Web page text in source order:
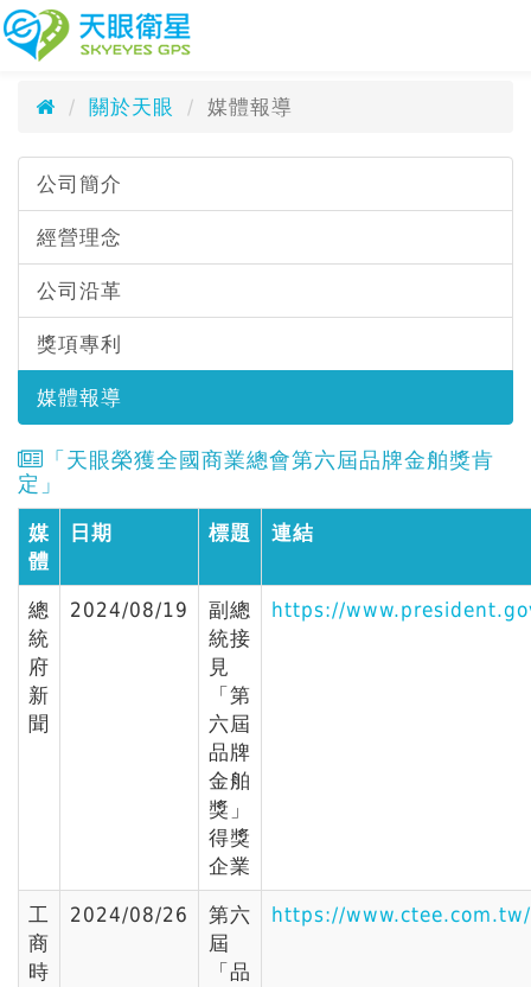
媒體報導Media Reports
關於天眼 媒體報導
公司簡介
經營理念
公司沿革
獎項專利
媒體報導
「天眼榮獲全國商業總會第六屆品牌金舶獎肯
定」
媒
體
日期 標題 連結
總
統
府
新
聞
2024/08/19
副總
統接
見
「第
六屆
品牌
金舶
獎」
得獎
企業
https://
工
商
時
2024/08/26
第六
屆
「品
https://